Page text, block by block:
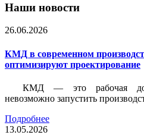
Наши новости
26.06.2026
КМД в современном
оптимизируют проектирование
КМД — это рабочая
невозможно запустить
Подробнее
13.05.2026